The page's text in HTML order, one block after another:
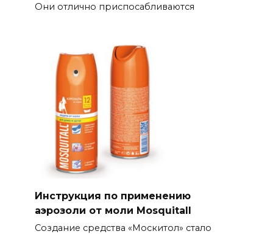
Они отлично приспосабливаются
Инструкция по применению
аэрозоли от моли Mosquitall
Создание средства «Москитол» стало